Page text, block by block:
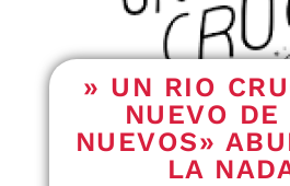
» UN RIO
NUEVO DE
NUEVOS»
LA